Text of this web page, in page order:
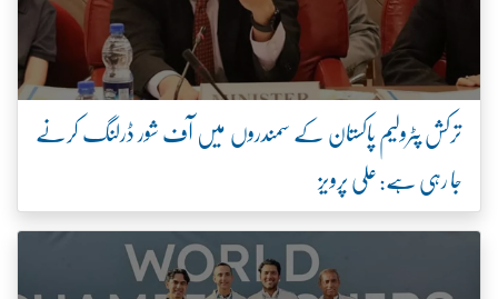
ترکش پٹرولیم پاکستان کے سمندروں میں آف شور ڈرلنگ کرنے
جا رہی ہے: علی پرویز